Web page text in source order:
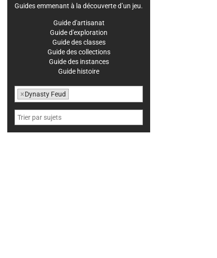
Guides emmenant à la découverte d’un jeu.
Guide d'artisanat
Guide d'exploration
Guide des classes
Guide des collections
Guide des instances
Guide histoire
×Dynasty Feud